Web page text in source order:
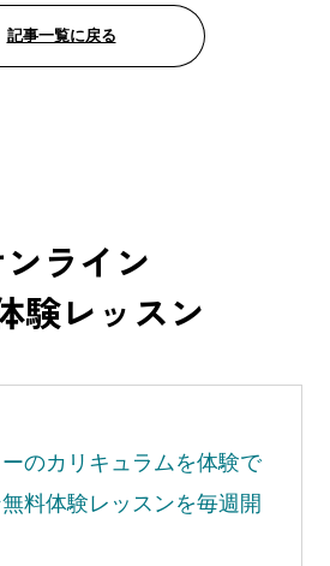
構造…
記事一覧に戻る
ライン
験レッスン
のカリキュラムを体験で
料体験レッスンを毎週開